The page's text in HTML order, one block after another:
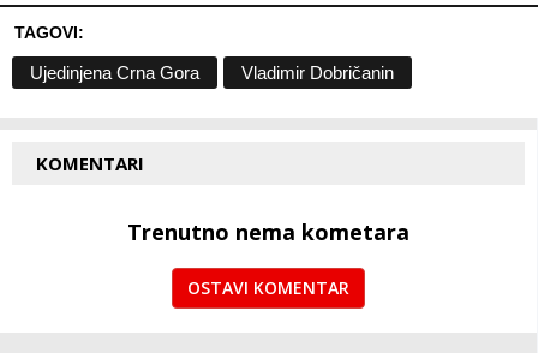
TAGOVI:
Ujedinjena Crna Gora Vladimir Dobričanin
KOMENTARI
Trenutno nema kometara
OSTAVI KOMENTAR